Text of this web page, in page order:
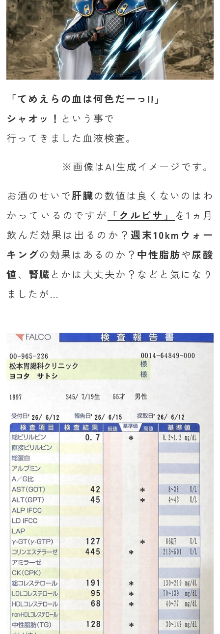
「てめえらの血は何色だーっ!!」
シャオッ！ という事で
行ってきました血液検査。
※画像はAI生成イメージです。
お酒のせいで肝臓の数値は良くないのはわ
かっているのですが 「クルビサ」
を1ヵ月
飲んだ効果は出るのか？週末10kmウォー
キングの効果はあるのか？ 中性脂肪や尿酸
値、 腎臓 とかは大丈夫か？などと気になり
ましたが...